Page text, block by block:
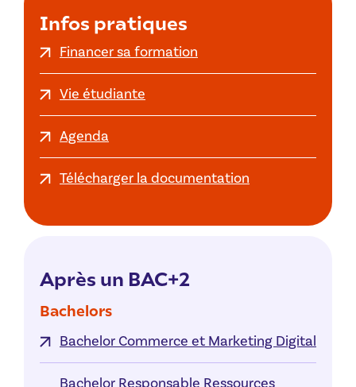
Infos pratiques
Financer sa formation
Vie étudiante
Agenda
Télécharger la documentation
Après un BAC+2
Bachelors
Bachelor Commerce et Marketing Digital
Bachelor Responsable Ressources